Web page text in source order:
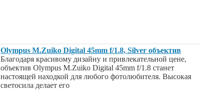
Olympus M.Zuiko Digital 45mm f/1.8, Silver объектив
Благодаря красивому дизайну и привлекательной цене,
объектив Olympus M.Zuiko Digital 45mm f/1.8 станет
настоящей находкой для любого фотолюбителя. Высокая
светосила делает его